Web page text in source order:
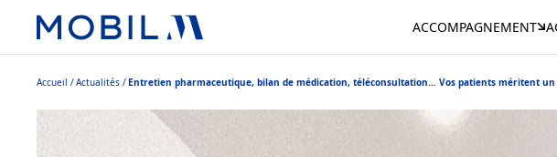
ACCOMPAGNEMENT
Accueil Actualités Entretien pharmaceutique, bilan de médication, téléconsultation… Vos patients méritent